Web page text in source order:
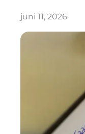
juni 11, 2026